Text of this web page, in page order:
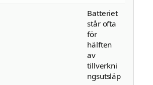
Batteriet
står ofta
för
hälften
av
tillverkni
ngsutsläp